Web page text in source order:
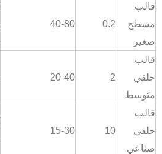
قالب
مسطح
صغير
0.2
40-80
قالب
حلقي
متوسط
2
20-40
قالب
حلقي
صناعي
10
15-30